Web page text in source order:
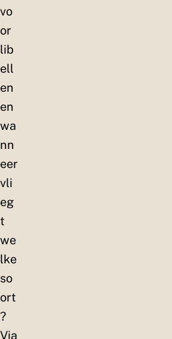
vo
or
lib
ell
en
en
wa
nn
eer
vli
eg
t
we
lke
so
ort
?
Via